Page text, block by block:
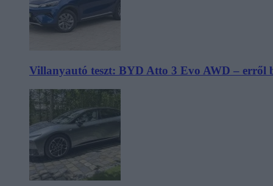
Villanyautó teszt: BYD Atto 3 Evo AWD – erről